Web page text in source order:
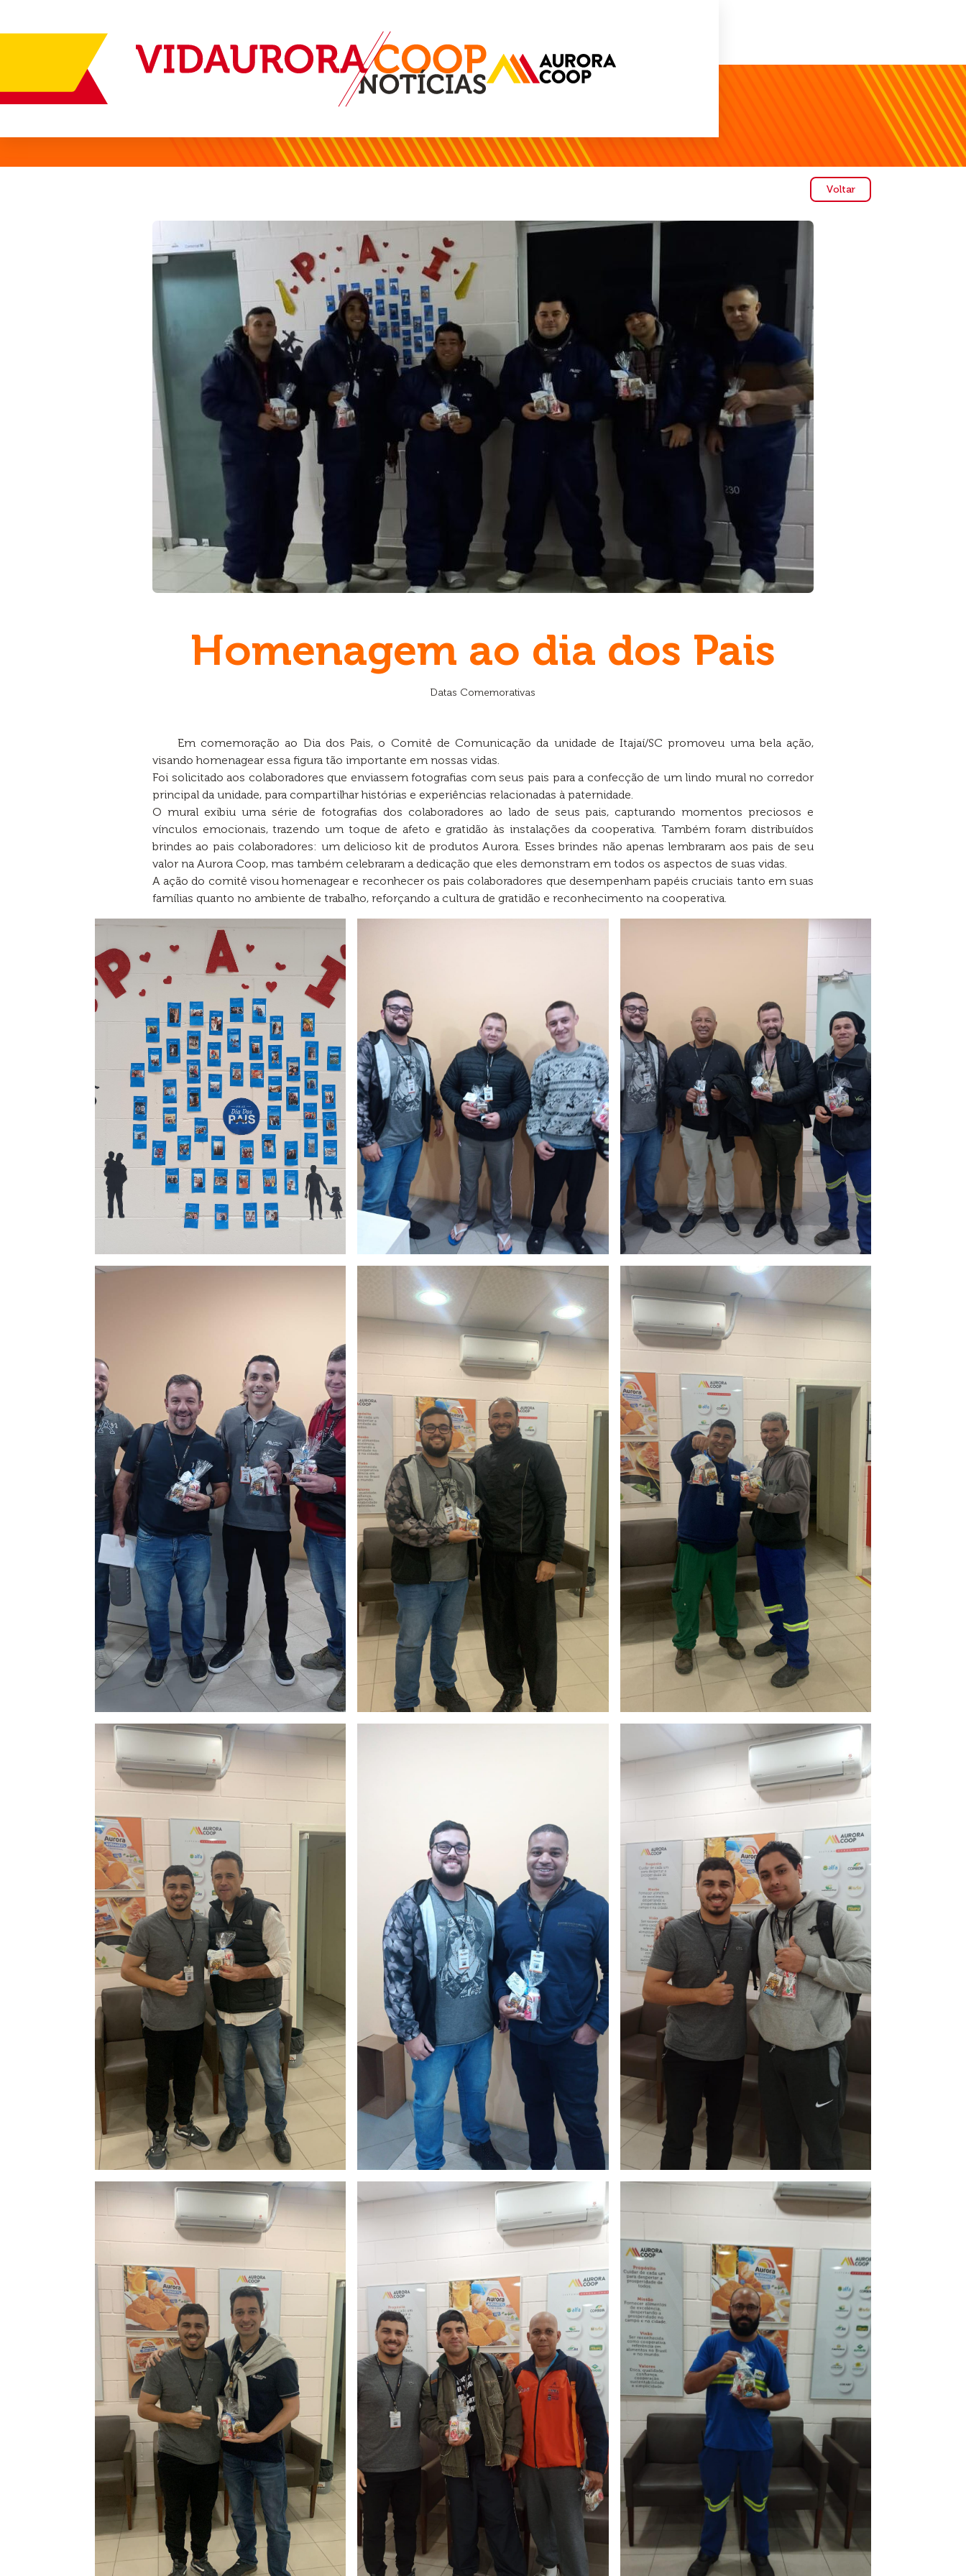
Voltar
Homenagem ao dia dos Pais
Datas Comemorativas
Em comemoração ao Dia dos Pais, o Comitê de Comunicação da unidade de Itajaí/SC promoveu uma bela ação,
visando homenagear essa figura tão importante em nossas vidas.
Foi solicitado aos colaboradores que enviassem fotografias com seus pais para a confecção de um lindo mural no corredor
principal da unidade, para compartilhar histórias e experiências relacionadas à paternidade.
O mural exibiu uma série de fotografias dos colaboradores ao lado de seus pais, capturando momentos preciosos e
vínculos emocionais, trazendo um toque de afeto e gratidão às instalações da cooperativa. Também foram distribuídos
brindes ao pais colaboradores: um delicioso kit de produtos Aurora. Esses brindes não apenas lembraram aos pais de seu
valor na Aurora Coop, mas também celebraram a dedicação que eles demonstram em todos os aspectos de suas vidas.
A ação do comitê visou homenagear e reconhecer os pais colaboradores que desempenham papéis cruciais tanto em suas
famílias quanto no ambiente de trabalho, reforçando a cultura de gratidão e reconhecimento na cooperativa.